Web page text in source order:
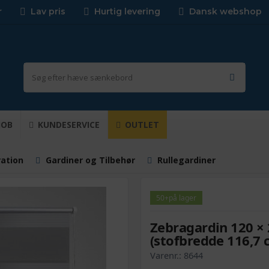
Lav pris Hurtig levering Dansk webshop
KUNDESERVICE OUTLET
Gardiner og Tilbehør Rullegardiner
50+på lager
Zebragardin 120
(stofbredde 116,7
Varenr.: 8644